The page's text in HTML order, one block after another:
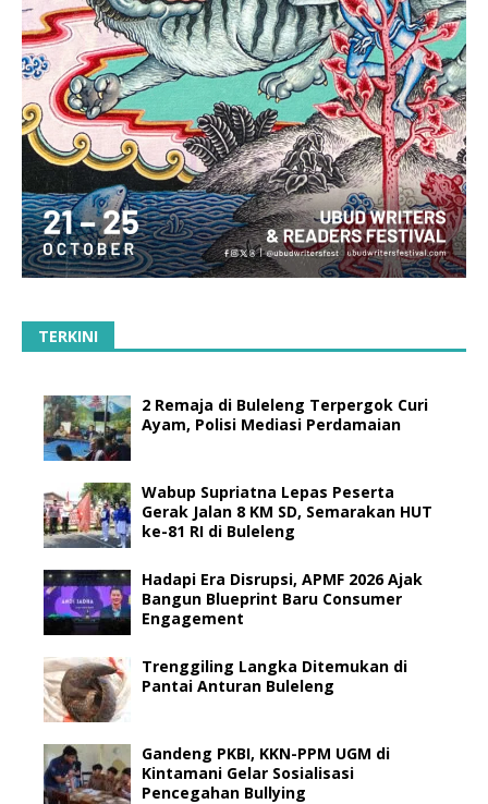
TERKINI
2 Remaja di Buleleng Terpergok Curi
Ayam, Polisi Mediasi Perdamaian
Wabup Supriatna Lepas Peserta
Gerak Jalan 8 KM SD, Semarakan HUT
ke-81 RI di Buleleng
Hadapi Era Disrupsi, APMF 2026 Ajak
Bangun Blueprint Baru Consumer
Engagement
Trenggiling Langka Ditemukan di
Pantai Anturan Buleleng
Gandeng PKBI, KKN-PPM UGM di
Kintamani Gelar Sosialisasi
Pencegahan Bullying